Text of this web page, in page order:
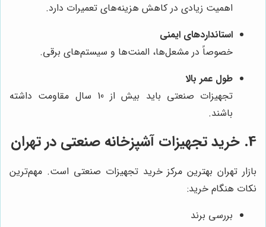
اهمیت زیادی در کاهش هزینه‌های تعمیرات دارد.
استانداردهای ایمنی
خصوصاً در مشعل‌ها، المنت‌ها و سیستم‌های برقی.
طول عمر بالا
تجهیزات صنعتی باید بیش از 10 سال مقاومت داشته
باشند.
4. خرید تجهیزات آشپزخانه صنعتی در تهران
بازار تهران بهترین مرکز خرید تجهیزات صنعتی است. مهم‌ترین
نکات هنگام خرید:
بررسی برند